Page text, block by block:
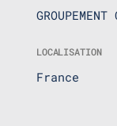
LOCALISATION
France